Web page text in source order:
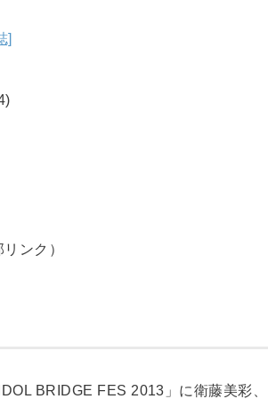
]
リンク）
BRIDGE FES 2013」に衛藤美彩、